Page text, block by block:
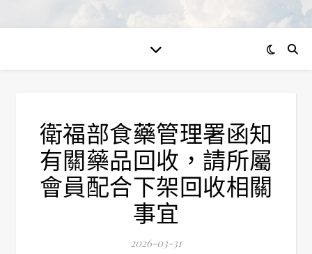
衛福部食藥管理署函知
有關藥品回收，請所屬
會員配合下架回收相關
事宜
2026-03-31